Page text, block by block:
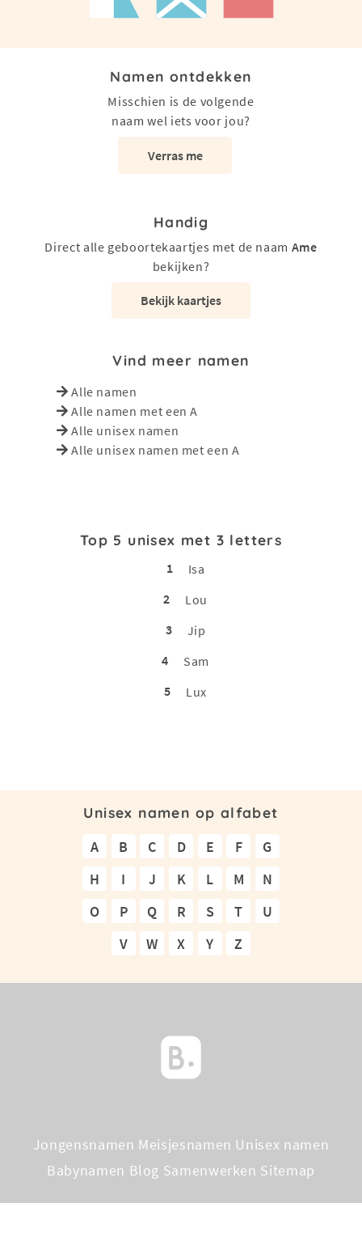
Namen ontdekken
Misschien is de volgende
naam wel iets voor jou?
Verras me
Handig
Direct alle geboortekaartjes met de naam Ame
bekijken?
Bekijk kaartjes
Vind meer namen
Alle namen
Alle namen met een A
Alle unisex namen
Alle unisex namen met een A
Top 5 unisex met 3 letters
1
Isa
2
Lou
3
Jip
4
Sam
5
Lux
Unisex namen op alfabet
A B C D E F
G
H
I J K L M
N
O
P Q R S T
U
V
W X Y Z
Jongensnamen Meisjesnamen Unisex namen
Babynamen Blog Samenwerken Sitemap